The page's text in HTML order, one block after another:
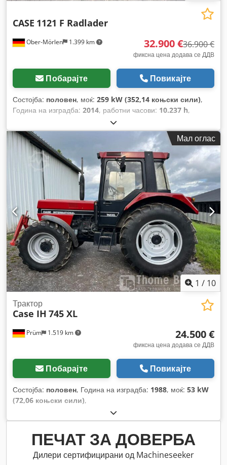
Ober-Mörlen 1.399 km
CASE 1121 F Radlader
32.900 €36.900 €
фиксна цена додава се ДДВ
Побарајте Повикајте
Состојба: половен, моќ: 259 kW (352,14 коњски сили),
Година на изградба: 2014, работни часови: 10.237 h,
Мал оглас
1 / 10
Prüm 1.519 km
Трактор
Case IH 745 XL
24.500 €
фиксна цена додава се ДДВ
Побарајте Повикајте
Состојба: половен, Година на изградба: 1988, моќ: 53 kW
(72,06 коњски сили),
ПЕЧАТ ЗА ДОВЕРБА
Дилери сертифицирани од Machineseeker